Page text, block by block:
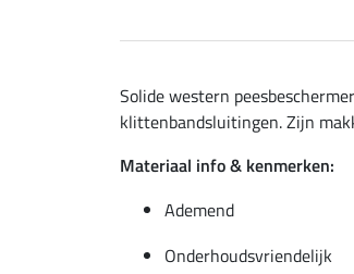
Solide western
klittenbandsluitingen. Zijn
Materiaal info & kenmerken:
Ademend
Onderhoudsvriendelijk